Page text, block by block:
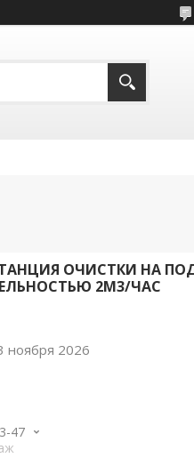
ОЧИСТКИ НА
2М3/ЧАС
ноября 2026
47